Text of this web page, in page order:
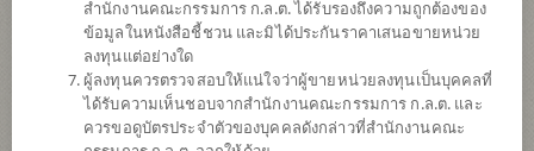
สำนักงานคณะกรรมการ ก.ล.ต. ได้รับรองถึงความถูกต้องของ
ข้อมูลในหนังสือชี้ชวน และมิได้ประกันราคาเสนอขายหน่วย
ลงทุนแต่อย่างใด
ผู้ลงทุนควรตรวจสอบให้แน่ใจว่าผู้ขายหน่วยลงทุนเป็นบุคคลที่
ได้รับความเห็นชอบจากสำนักงานคณะกรรมการ ก.ล.ต. และ
ควรขอดูบัตรประจำตัวของบุคคลดังกล่าวที่สำนักงานคณะ